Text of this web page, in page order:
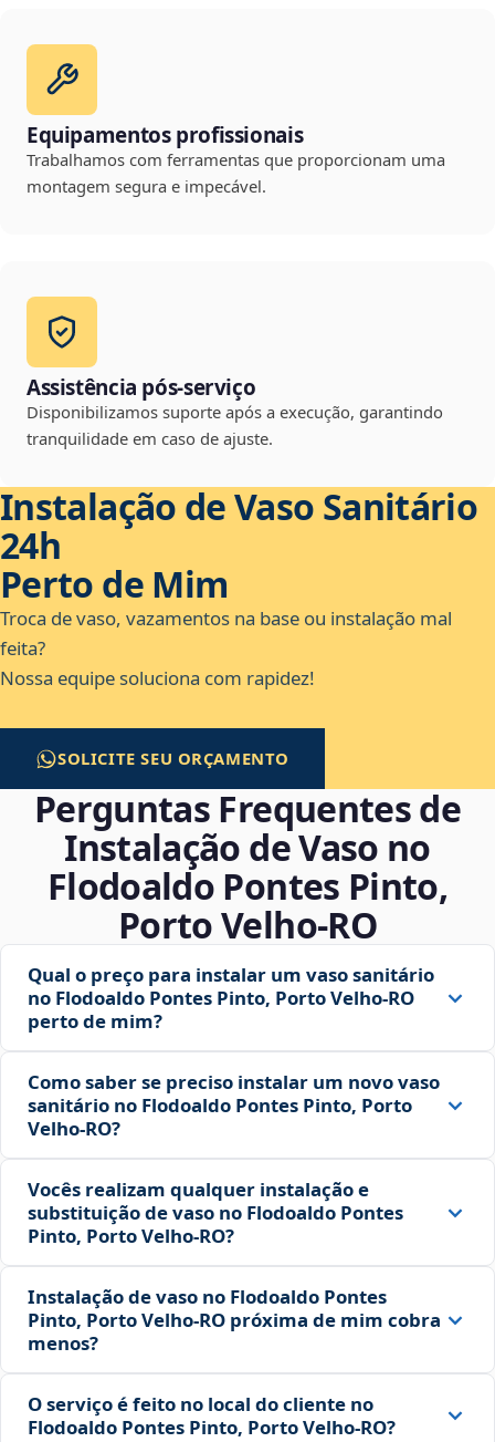
Equipamentos profissionais
Trabalhamos com ferramentas que proporcionam uma
montagem segura e impecável.
Assistência pós-serviço
Disponibilizamos suporte após a execução, garantindo
tranquilidade em caso de ajuste.
Instalação de Vaso Sanitário
24h
Perto de Mim
Troca de vaso, vazamentos na base ou instalação mal
feita?
Nossa equipe soluciona com rapidez!
SOLICITE SEU ORÇAMENTO
Perguntas Frequentes de
Instalação de Vaso no
Flodoaldo Pontes Pinto,
Porto Velho‑RO
Qual o preço para instalar um vaso sanitário
no Flodoaldo Pontes Pinto, Porto Velho‑RO
perto de mim?
Como saber se preciso instalar um novo vaso
sanitário no Flodoaldo Pontes Pinto, Porto
Velho‑RO?
Vocês realizam qualquer instalação e
substituição de vaso no Flodoaldo Pontes
Pinto, Porto Velho‑RO?
Instalação de vaso no Flodoaldo Pontes
Pinto, Porto Velho‑RO próxima de mim cobra
menos?
O serviço é feito no local do cliente no
Flodoaldo Pontes Pinto, Porto Velho‑RO?